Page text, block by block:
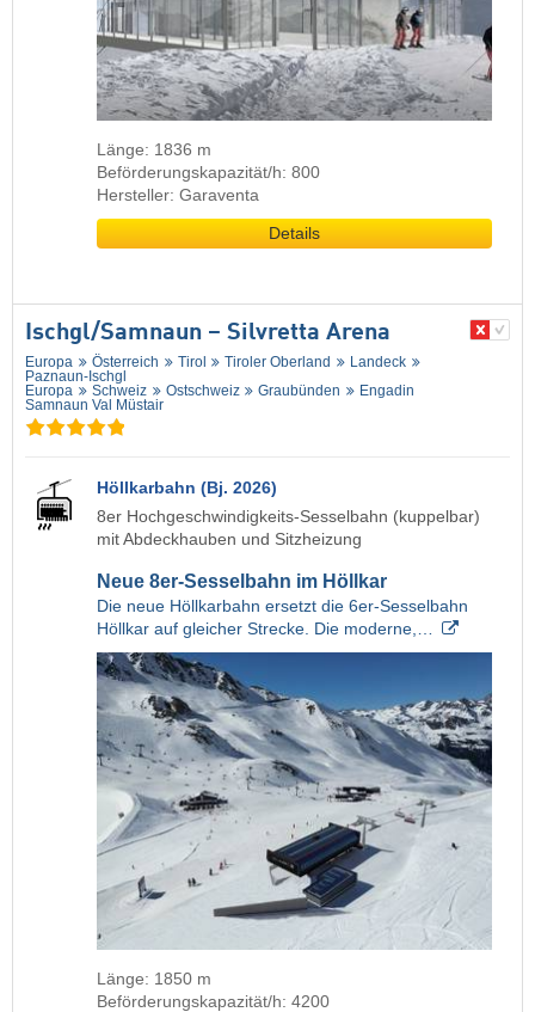
Länge: 1836 m
Beförderungskapazität/h: 800
Hersteller: Garaventa
Details
Ischgl/​Samnaun – Silvretta Arena
Europa Österreich Tirol Tiroler Oberland
Landeck
Paznaun-Ischgl
Europa
Schweiz Ostschweiz Graubünden
Engadin
Samnaun Val Müstair
Höllkarbahn (Bj. 2026)
8er Hochgeschwindigkeits-Sesselbahn (kuppelbar)
mit Abdeckhauben und Sitzheizung
Neue 8er-Sesselbahn im Höllkar
Die neue Höllkarbahn ersetzt die 6er-Sesselbahn
Höllkar auf gleicher Strecke. Die moderne,…
Länge: 1850 m
Beförderungskapazität/h: 4200